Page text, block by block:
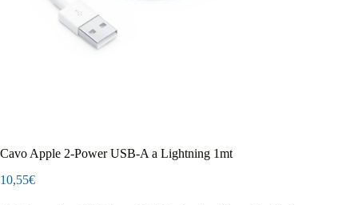
Cavo Apple 2-Power USB-A a Lightning 1mt
10,55€